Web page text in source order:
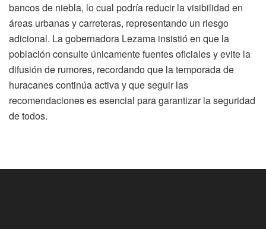
bancos de niebla, lo cual podría reducir la visibilidad en
áreas urbanas y carreteras, representando un riesgo
adicional. La gobernadora Lezama insistió en que la
población consulte únicamente fuentes oficiales y evite la
difusión de rumores, recordando que la temporada de
huracanes continúa activa y que seguir las
recomendaciones es esencial para garantizar la seguridad
de todos.